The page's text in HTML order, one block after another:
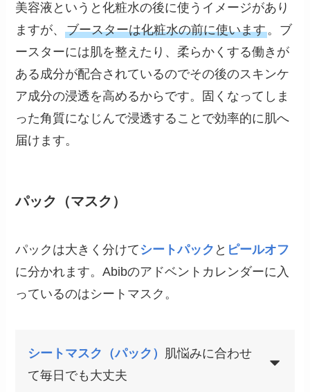
美容液というと化粧水の後に使うイメージがあり
ますが、ブースターは化粧水の前に使います。ブ
ースターには肌を整えたり、柔らかくする働きが
ある成分が配合されているのでその後のスキンケ
ア成分の浸透を高めるからです。固くなってしま
った角質になじんで浸透することで効率的に肌へ
届けます。
パック（マスク）
パックは大きく分けて シートパック と ピールオフ
に分かれます。Abibのアドベントカレンダーに入
っているのはシートマスク。
シートマスク（パック） 肌悩みに合わせ
て毎日でも大丈夫